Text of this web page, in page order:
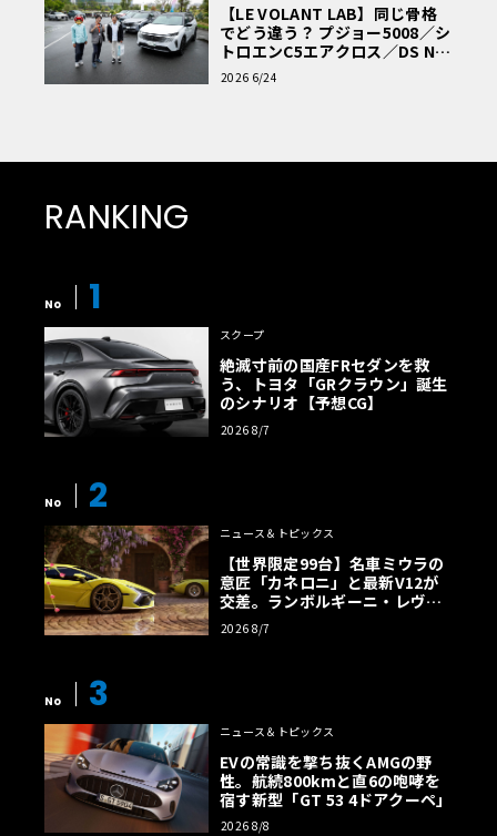
【LE VOLANT LAB】同じ骨格
でどう違う？ プジョー5008／シ
トロエンC5エアクロス／DS Nº4
読者一気乗りレポート
2026 6/24
RANKING
No 1
スクープ
絶滅寸前の国産FRセダンを救
う、トヨタ「GRクラウン」誕生
のシナリオ【予想CG】
2026 8/7
No 2
ニュース＆トピックス
【世界限定99台】名車ミウラの
意匠「カネロニ」と最新V12が
交差。ランボルギーニ・レヴエ
ルトに60周年記念車が登場
2026 8/7
No 3
ニュース＆トピックス
EVの常識を撃ち抜くAMGの野
性。航続800kmと直6の咆哮を
宿す新型「GT 53 4ドアクーペ」
2026 8/8